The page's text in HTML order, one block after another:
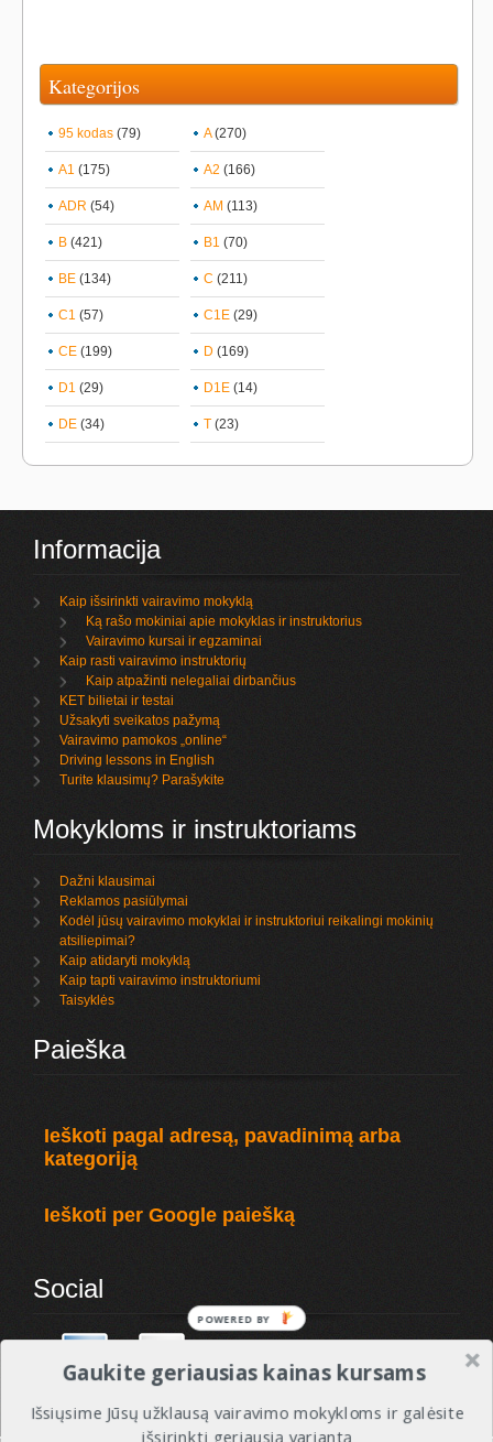
Kategorijos
95 kodas (79) A(270)
A1 (175) A2 (166)
ADR (54) AM (113)
B (421) B1 (70)
BE (134) C (211)
C1 (57) C1E (29)
CE (199) D (169)
D1 (29) D1E (14)
DE (34) T (23)
Informacija
Kaip išsirinkti vairavimo mokyklą
Ką rašo mokiniai apie mokyklas ir instruktorius
Vairavimo kursai ir egzaminai
Kaip rasti vairavimo instruktorių
Kaip atpažinti nelegaliai dirbančius
KET bilietai ir testai
Užsakyti sveikatos pažymą
Vairavimo pamokos „online“
Driving lessons in English
Turite klausimų? Parašykite
Mokykloms ir instruktoriams
Dažni klausimai
Reklamos pasiūlymai
Kodėl jūsų vairavimo mokyklai ir instruktoriui reikalingi mokinių
atsiliepimai?
Kaip atidaryti mokyklą
Kaip tapti vairavimo instruktoriumi
Taisyklės
Paieška
Ieškoti pagal adresą, pavadinimą arba
kategoriją
Ieškoti per Google paiešką
Social
Gaukite geriausias kainas kursams
Išsiųsime Jūsų užklausą vairavimo mokykloms ir galėsite
išsirinkti geriausią variantą
POWERED BY